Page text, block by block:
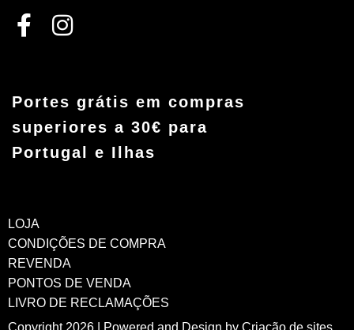
Portes grátis em compras
superiores a 30€ para
Portugal e Ilhas
LOJA
CONDIÇÕES DE COMPRA
REVENDA
PONTOS DE VENDA
LIVRO DE RECLAMAÇÕES
Copyright 2026 | Powered and Design by Criação de sites